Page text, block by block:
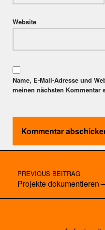
Website
Name, E-Mail-Adresse und
meinen nächsten Kommentar
Post navigation
PREVIOUS BEITRAG
Projekte dokumentieren